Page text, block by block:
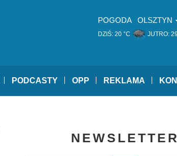
POGODA OLSZTYN
DZIŚ: 20 °C JUTRO:
PODCASTY OPP REKLAMA
NEWSLETTER